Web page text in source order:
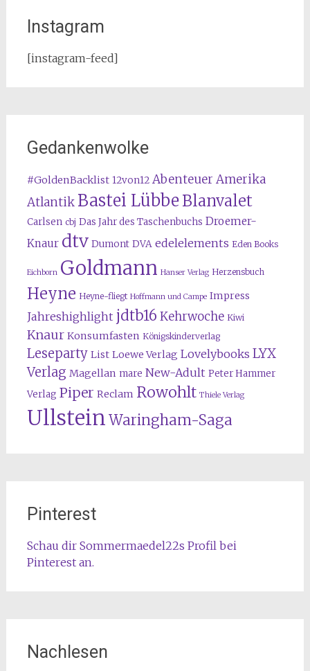
Instagram
[instagram-feed]
Gedankenwolke
#GoldenBacklist 12von12 Abenteuer Amerika
Atlantik Bastei LübbeBlanvalet
Carlsen cbj Das Jahr des Taschenbuchs Droemer-
Knaur dtv Dumont DVA edelelements Eden Books
Eichborn Goldmann Hanser Verlag Herzensbuch
Heyne Heyne-fliegt Hoffmann und Campe Impress
Jahreshighlight jdtb16 Kehrwoche Kiwi
Knaur Konsumfasten Königskinderverlag
Leseparty List Loewe Verlag Lovelybooks LYX
Verlag Magellan mare New-Adult Peter Hammer
Verlag Piper Reclam Rowohlt Thiele Verlag
UllsteinWaringham-Saga
Pinterest
Schau dir Sommermaedel22s Profil bei
Pinterest an.
Nachlesen